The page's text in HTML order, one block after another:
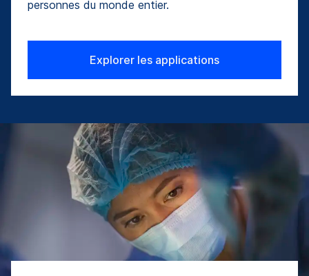
personnes du monde entier.
Explorer les applications